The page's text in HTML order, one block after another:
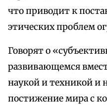
что приводит к
этических проблем
Говорят о
развивающемся
наукой и техникой и
постижение мира с